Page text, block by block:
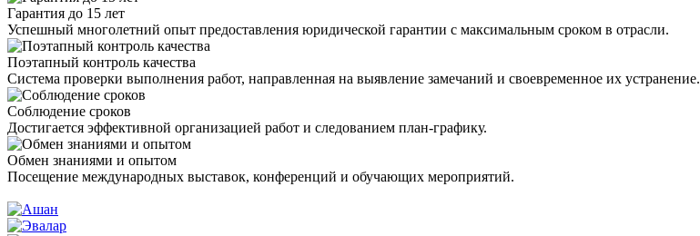
Гарантия до 15 лет
Успешный многолетний опыт предоставления юридической гарантии с максимальным сроком в отрасли.
Поэтапный контроль качества
Система проверки выполнения работ, направленная на выявление замечаний и своевременное их устранение.
Соблюдение сроков
Достигается эффективной организацией работ и следованием план-графику.
Обмен знаниями и опытом
Посещение международных выставок, конференций и обучающих мероприятий.